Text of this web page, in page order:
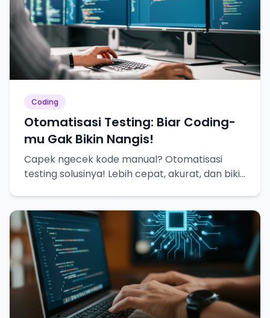
Coding
Otomatisasi Testing: Biar Coding-
mu Gak Bikin Nangis!
Capek ngecek kode manual? Otomatisasi
testing solusinya! Lebih cepat, akurat, dan bikin